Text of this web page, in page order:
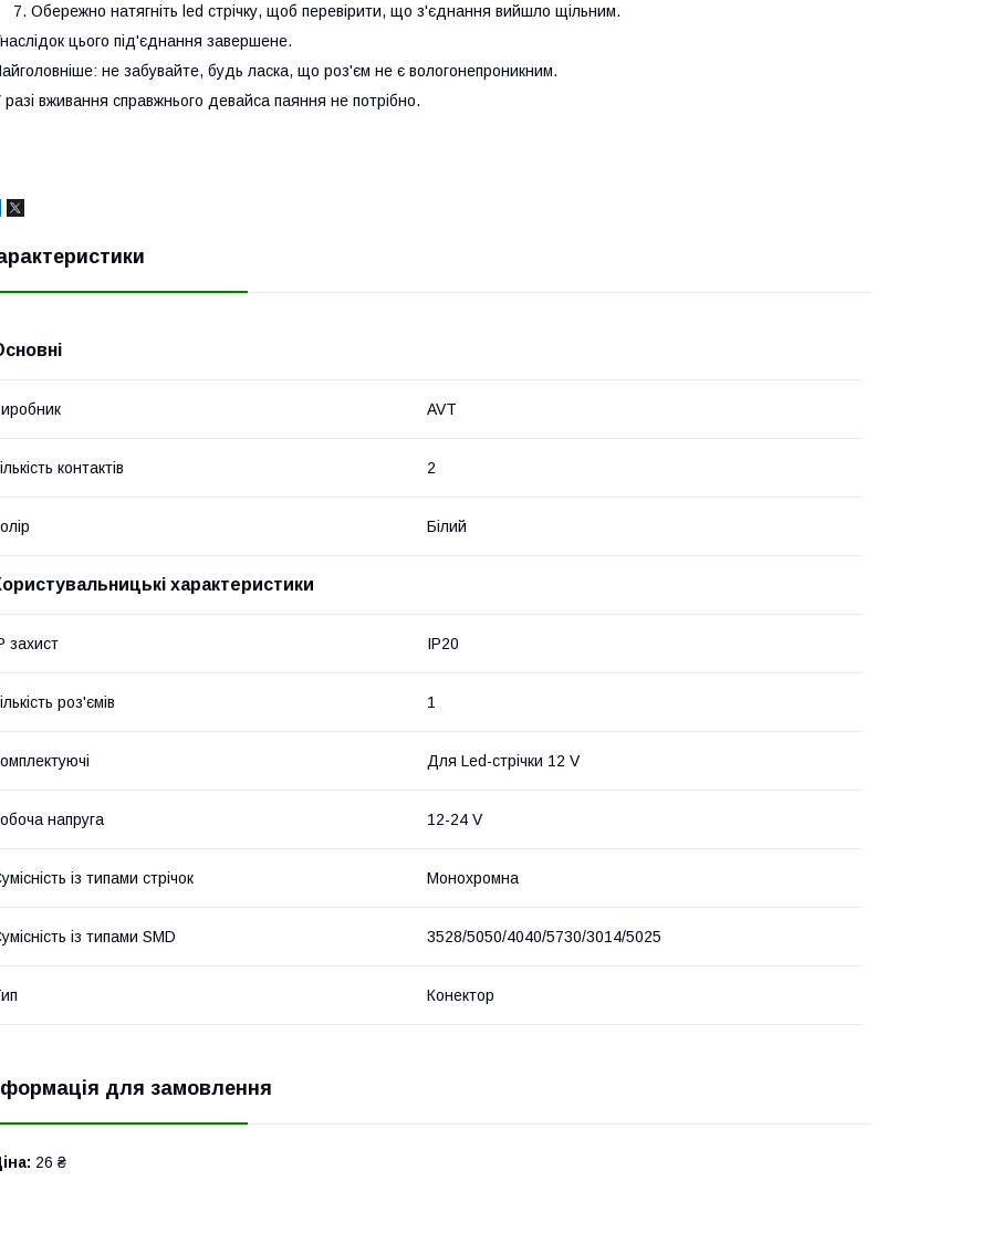
Обережно натягніть led стрічку, щоб перевірити, що з'єднання вийшло щільним.
цього під'єднання завершене.
не забувайте, будь ласка, що роз'єм не є вологонепроникним.
разі вживання справжнього девайса паяння не потрібно.
AVT
контактів 2
Білий
характеристики
захист IP20
роз'ємів 1
Для Led-стрічки 12 V
напруга 12-24 V
із типами стрічок Монохромна
із типами SMD 3528/5050/4040/5730/3014/5025
Конектор
для замовлення
26 ₴